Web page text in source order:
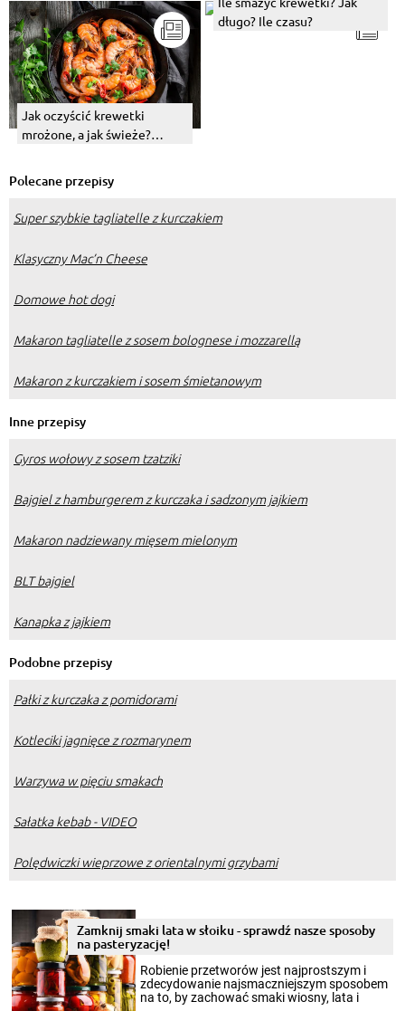
Jak oczyścić krewetki
mrożone, a jak świeże?
długo? Ile czasu?
Polecane przepisy
Super szybkie tagliatelle z kurczakiem
Klasyczny Mac’n Cheese
Domowe hot dogi
Makaron tagliatelle z sosem bolognese i mozzarellą
Makaron z kurczakiem i sosem śmietanowym
Inne przepisy
Gyros wołowy z sosem tzatziki
Bajgiel z hamburgerem z kurczaka i sadzonym jajkiem
Makaron nadziewany mięsem mielonym
BLT bajgiel
Kanapka z jajkiem
Podobne przepisy
Pałki z kurczaka z pomidorami
Kotleciki jagnięce z rozmarynem
Warzywa w pięciu smakach
Sałatka kebab - VIDEO
Polędwiczki wieprzowe z orientalnymi grzybami
Zamknij smaki lata w słoiku - sprawdź nasze sposoby
na pasteryzację!
Robienie przetworów jest najprostszym i
zdecydowanie najsmaczniejszym sposobem
na to, by zachować smaki wiosny, lata i